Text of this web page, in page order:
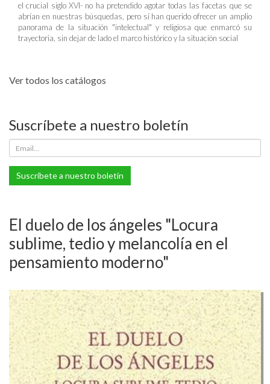
el crucial siglo XVI- no ha pretendido agotar todas las facetas que se
abrían en nuestras búsquedas, pero sí han querido ofrecer un amplio
panorama de la situación "intelectual" y religiosa que enmarcó su
trayectoria, sin dejar de lado el marco histórico y la situación social
Ver todos los catálogos
Suscríbete a nuestro boletín
Suscríbete a nuestro boletín
El duelo de los ángeles "Locura
sublime, tedio y melancolía en el
pensamiento moderno"